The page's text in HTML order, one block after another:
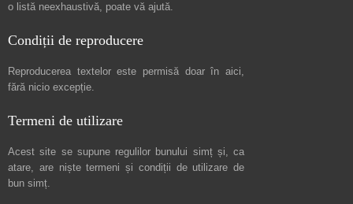
o listă neexhaustivă, poate vă ajută.
Condiții de reproducere
Reproducerea textelor este permisă doar în aici,
fără nicio excepție.
Termeni de utilizare
Acest site se supune regulilor bunului simț și, ca
atare, are niștetermeni și condiții de utilizare de
bun simț.